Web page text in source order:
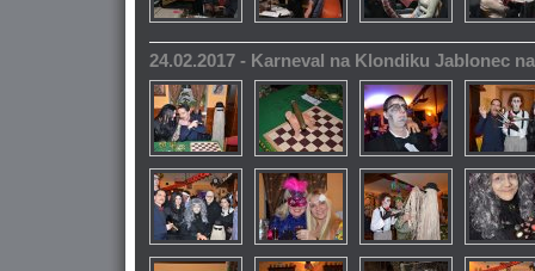
24.02.2017 - Karneval na Klondiku Jablonec